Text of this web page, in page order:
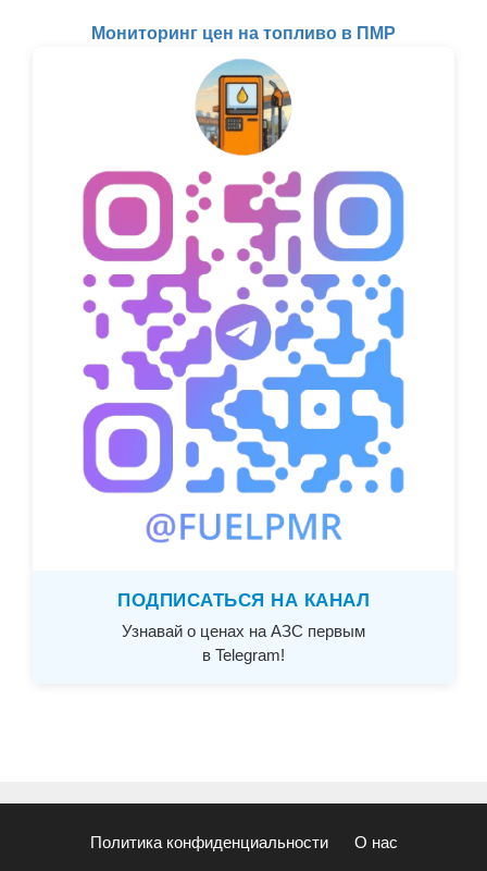
Мониторинг цен на топливо в ПМР
ПОДПИСАТЬСЯ НА КАНАЛ
Узнавай о ценах на АЗС первым
в Telegram!
Политика конфиденциальности О нас